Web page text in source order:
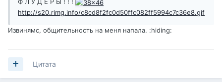
Ф Л У Д Е Р Ы ! ! !
http://s20.rimg.info/c8cd8f2fc0d50ffc082ff5994c7c36e8.gif
Извинямс, общительность на меня напала. :hiding:
Цитата